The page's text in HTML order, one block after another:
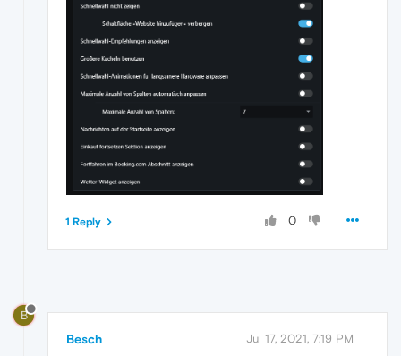
0
1 Reply
B
Besch Jul 17, 2021, 7:19 PM